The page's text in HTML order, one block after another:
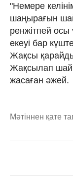
"Немере
шаңырағын
ренжітпей осы
екеуі бар
Жақсы
Жақсылап
жасаған әжей.
Мәтіннен қате